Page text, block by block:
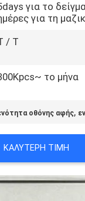
για το
για τη
/ T
το μήνα
οθόνης αφής,
ΚΑΛΎΤΕΡΗ ΤΙΜΉ